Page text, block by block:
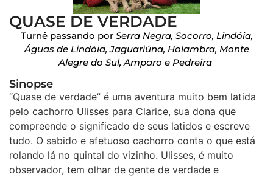
QUASE DE VERDADE
Turnê passando por Serra Negra, Socorro, Lindóia,
Águas de Lindóia, Jaguariúna, Holambra, Monte
Alegre do Sul, Amparo e Pedreira
Sinopse
“Quase de verdade” é uma aventura muito bem latida
pelo cachorro Ulisses para Clarice, sua dona que
compreende o significado de seus latidos e escreve
tudo. O sabido e afetuoso cachorro conta o que está
rolando lá no quintal do vizinho. Ulisses, é muito
observador, tem olhar de gente de verdade e